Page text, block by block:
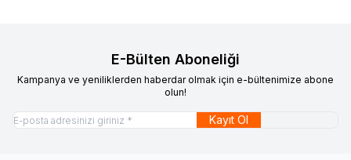
E-Bülten Aboneliği
Kampanya ve yeniliklerden haberdar olmak için e-bültenimize abone
olun!
Kayıt Ol